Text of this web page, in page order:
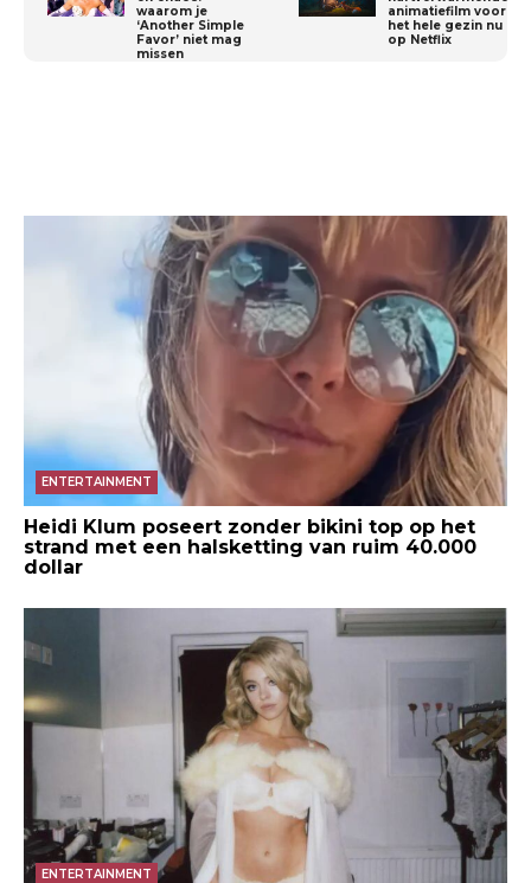
waarom je
‘Another Simple
Favor’ niet mag
missen
animatiefilm voor
het hele gezin nu
op Netflix
ENTERTAINMENT
Heidi Klum poseert zonder bikini top op het
strand met een halsketting van ruim 40.000
dollar
ENTERTAINMENT